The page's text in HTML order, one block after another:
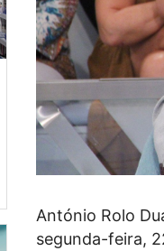
António Rolo
segunda-feira,